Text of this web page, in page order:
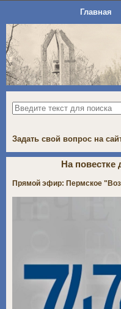
Главная
Задать свой вопрос на
На повестке
Прямой эфир: Пермское